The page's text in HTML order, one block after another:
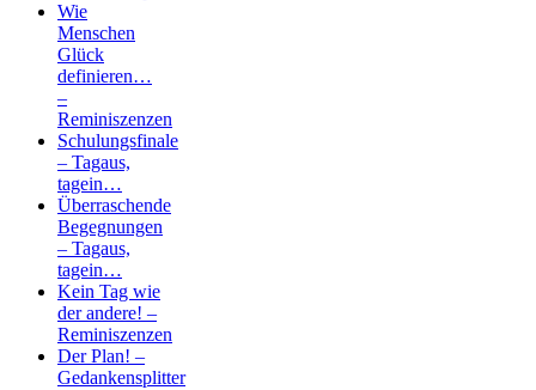
Wie
Menschen
Glück
definieren…
–
Reminiszenzen
Schulungsfinale
– Tagaus,
tagein…
Überraschende
Begegnungen
– Tagaus,
tagein…
Kein Tag wie
der andere! –
Reminiszenzen
Der Plan! –
Gedankensplitter